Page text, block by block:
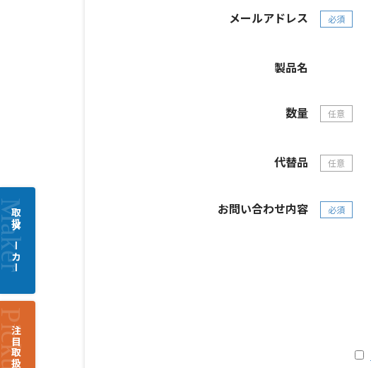
メールアドレス 必須
製品名
数量 任意
代替品 任意
お問い合わせ内容 必須
取扱メーカー